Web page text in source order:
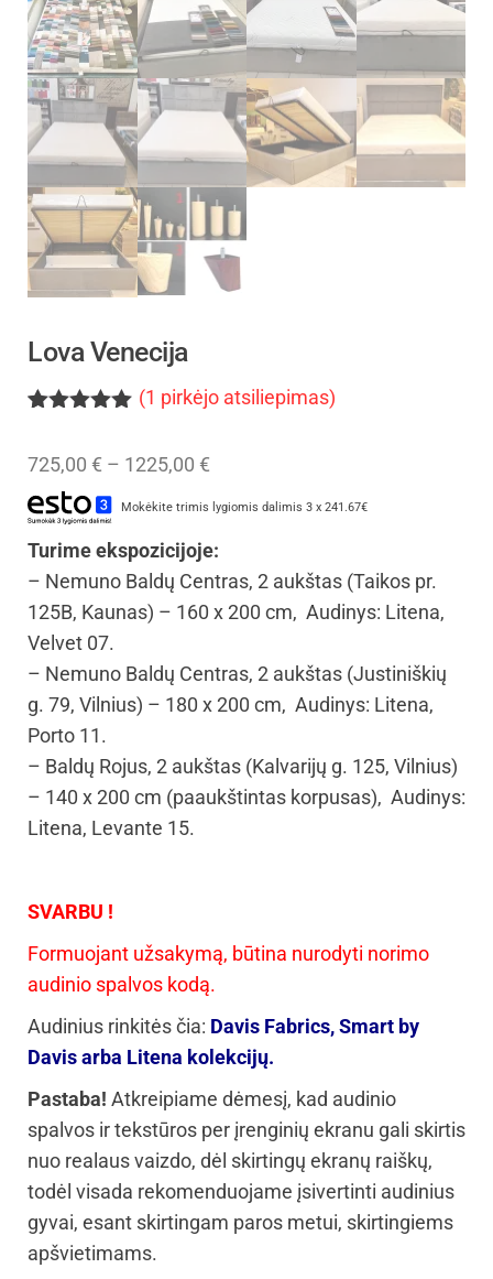
Lova Venecija
(viso
(1 pirkėjo atsiliepimas)
725,00 € – 1225,00 €
Mokėkite trimis lygiomis dalimis 3 x 241.67€
Turime ekspozicijoje:
– Nemuno Baldų Centras, 2 aukštas (Taikos pr.
125B, Kaunas) – 160 x 200 cm, Audinys: Litena,
Velvet 07.
– Nemuno Baldų Centras, 2 aukštas (Justiniškių
g. 79, Vilnius) – 180 x 200 cm, Audinys: Litena,
Porto 11.
– Baldų Rojus, 2 aukštas (Kalvarijų g. 125, Vilnius)
– 140 x 200 cm (paaukštintas korpusas), Audinys:
Litena, Levante 15.
SVARBU !
Formuojant užsakymą, būtina nurodyti norimo
audinio spalvos kodą.
Audinius rinkitės čia: Davis Fabrics, Smart by
Davis arba Litena kolekcijų.
Pastaba! Atkreipiame dėmesį, kad audinio
spalvos ir tekstūros per įrenginių ekranu gali skirtis
nuo realaus vaizdo, dėl skirtingų ekranų raiškų,
todėl visada rekomenduojame įsivertinti audinius
gyvai, esant skirtingam paros metui, skirtingiems
apšvietimams.